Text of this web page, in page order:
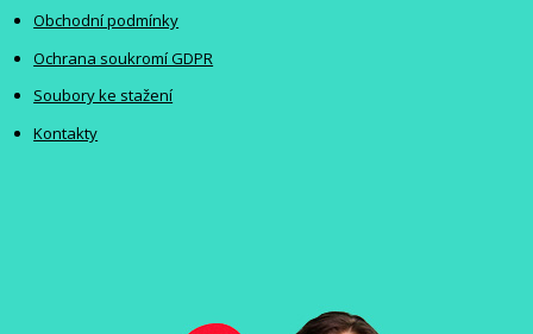
Obchodní podmínky
Ochrana soukromí GDPR
Soubory ke stažení
Kontakty